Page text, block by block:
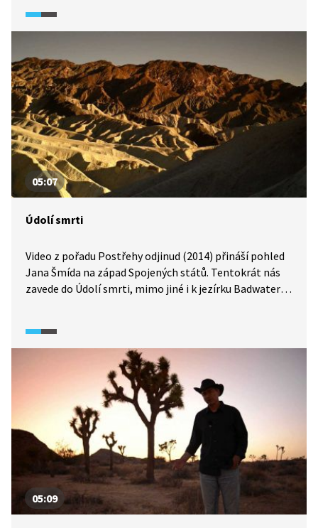
a žulové skalnaté útvary v oblasti Baga Gazriin Chuluu.
05:07
Údolí smrti
Video z pořadu Postřehy odjinud (2014) přináší pohled
Jana Šmída na západ Spojených států. Tentokrát nás
zavede do Údolí smrti, mimo jiné i k jezírku Badwater,
05:09